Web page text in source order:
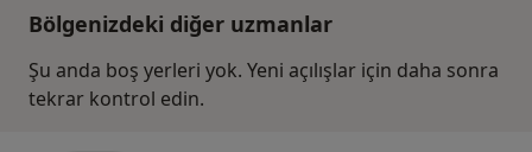
Bölgenizdeki diğer uzmanlar
Şu anda boş yerleri yok. Yeni açılışlar için daha sonra
tekrar kontrol edin.